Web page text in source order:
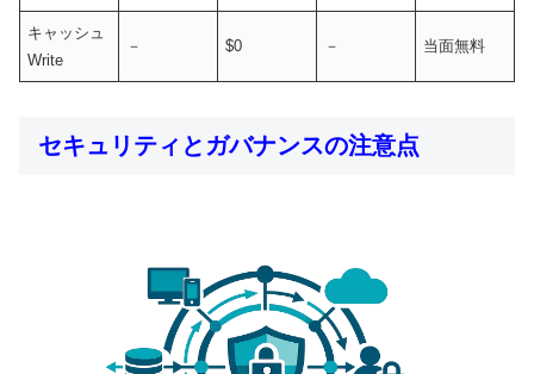
キャッシュ
Write
－ $0 － 当面無料
セキュリティとガバナンスの注意点